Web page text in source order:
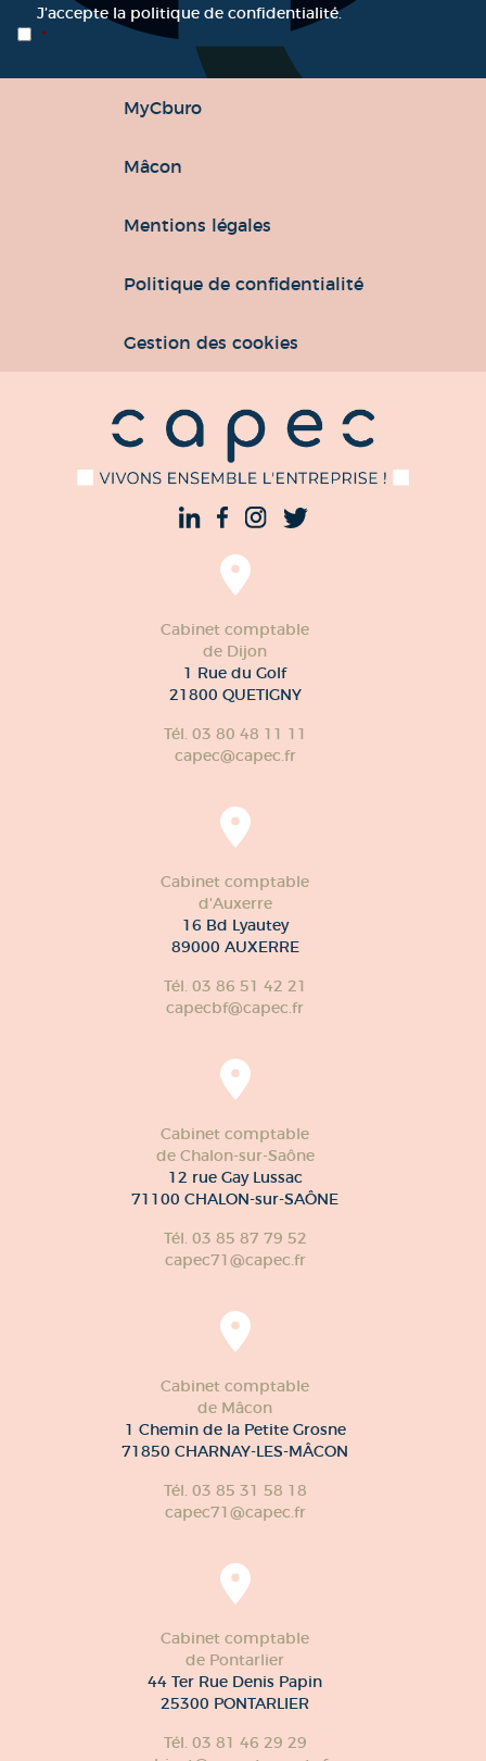
RGPD *
J’accepte la politique de confidentialité.
*
MyCburo
Mâcon
Mentions légales
Politique de confidentialité
Gestion des cookies
Cabinet comptable
de Dijon
1 Rue du Golf
21800 QUETIGNY
Tél. 03 80 48 11 11
capec@capec.fr
Cabinet comptable
d'Auxerre
16 Bd Lyautey
89000 AUXERRE
Tél. 03 86 51 42 21
capecbf@capec.fr
Cabinet comptable
de Chalon-sur-Saône
12 rue Gay Lussac
71100 CHALON-sur-SAÔNE
Tél. 03 85 87 79 52
capec71@capec.fr
Cabinet comptable
de Mâcon
1 Chemin de la Petite Grosne
71850 CHARNAY-LES-MÂCON
Tél. 03 85 31 58 18
capec71@capec.fr
Cabinet comptable
de Pontarlier
44 Ter Rue Denis Papin
25300 PONTARLIER
Tél. 03 81 46 29 29